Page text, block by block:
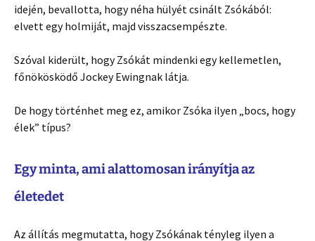
idején, bevallotta, hogy néha hülyét csinált Zsókából:
elvett egy holmiját, majd visszacsempészte.
Szóval kiderült, hogy Zsókát mindenki egy kellemetlen,
főnökösködő Jockey Ewingnak látja.
De hogy történhet meg ez, amikor Zsóka ilyen „bocs, hogy
élek” típus?
Egy minta, ami alattomosan irányítja az
életedet
Az állítás megmutatta, hogy Zsókának tényleg ilyen a